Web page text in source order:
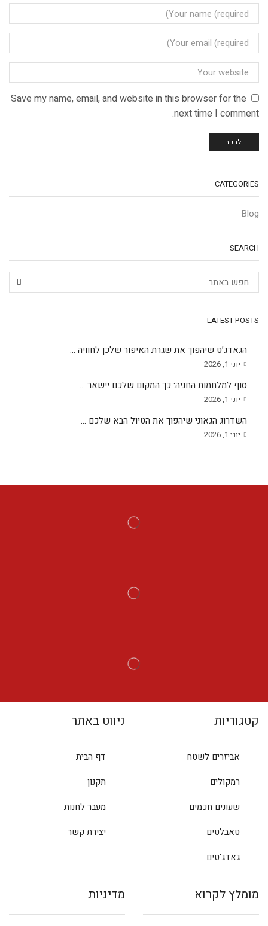
Save my name, email, and website in this browser for the
next time I comment.
CATEGORIES
Blog
SEARCH
LATEST POSTS
הגאדג’ט שיהפוך את שגרת האיפור שלכן לחוויה ...
יוני 1, 2026
סוף למלחמות החניה: כך המקום שלכם יישאר ...
יוני 1, 2026
השדרוג הגאוני שיהפוך את הטיול הבא שלכם ...
יוני 1, 2026
קטגוריות
אביזרים לשטח
רמקולים
שעונים חכמים
טאבלטים
גאדג'טים
ניווט באתר
דף הבית
תקנון
מעבר לחנות
יצירת קשר
מומלץ לקרוא מדיניות